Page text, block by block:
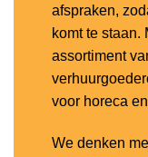
afspraken,
komt te staan.
assortiment
voor horeca
We denken